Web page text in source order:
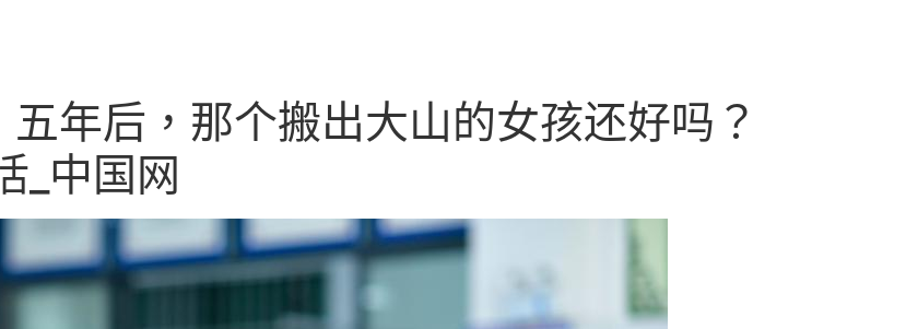
年后，那个搬出大山的女孩还好吗？
中国网